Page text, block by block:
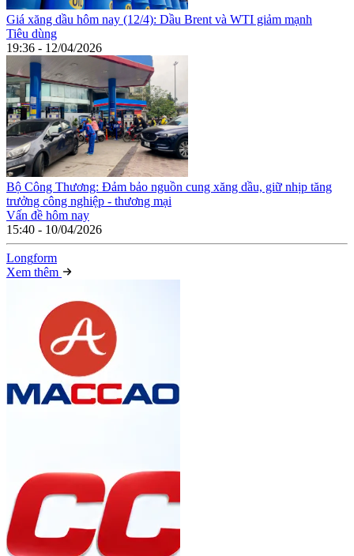
Giá xăng dầu hôm nay (12/4): Dầu Brent và WTI giảm mạnh
Tiêu dùng
19:36 - 12/04/2026
Bộ Công Thương: Đảm bảo nguồn cung xăng dầu, giữ nhịp tăng
trưởng công nghiệp - thương mại
Vấn đề hôm nay
15:40 - 10/04/2026
Longform
Xem thêm